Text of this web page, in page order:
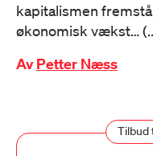
kapitalismen
økonomisk vækst…
AvPetter Næss
Tilbud